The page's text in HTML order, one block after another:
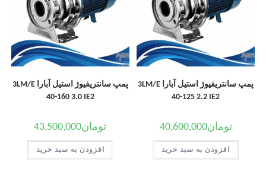
پمپ سانتریفیوژ استیل آبارا 3LM/E
40-125 2.2 IE2
تومان40,600,000
افزودن به سبد خرید
پمپ سانتریفیوژ استیل آبارا 3LM/E
40-160 3.0 IE2
تومان43,500,000
افزودن به سبد خرید